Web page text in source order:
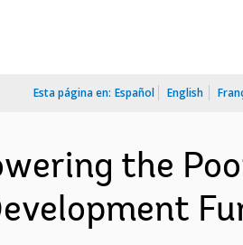
Esta página en: Español English
the